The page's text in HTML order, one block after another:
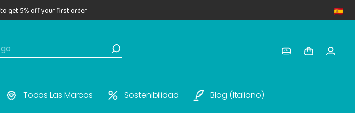
to get 5% off your first order
Todas Las Marcas Sostenibilidad Blog (italiano)